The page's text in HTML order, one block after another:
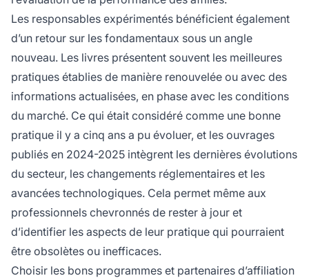
Les responsables expérimentés bénéficient également
d’un retour sur les fondamentaux sous un angle
nouveau. Les livres présentent souvent les meilleures
pratiques établies de manière renouvelée ou avec des
informations actualisées, en phase avec les conditions
du marché. Ce qui était considéré comme une bonne
pratique il y a cinq ans a pu évoluer, et les ouvrages
publiés en 2024-2025 intègrent les dernières évolutions
du secteur, les changements réglementaires et les
avancées technologiques. Cela permet même aux
professionnels chevronnés de rester à jour et
d’identifier les aspects de leur pratique qui pourraient
être obsolètes ou inefficaces.
Choisir les bons programmes et partenaires d’affiliation